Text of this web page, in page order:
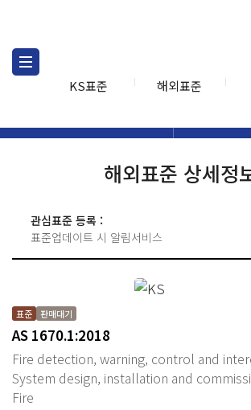
KS표준 해외표준
해외표준 상세정
관심표준 등록 :
표준업데이트 시 알림서비스
표준 판매대기
AS 1670.1:2018
Fire detection, warning, control and
System design, installation and
Fire